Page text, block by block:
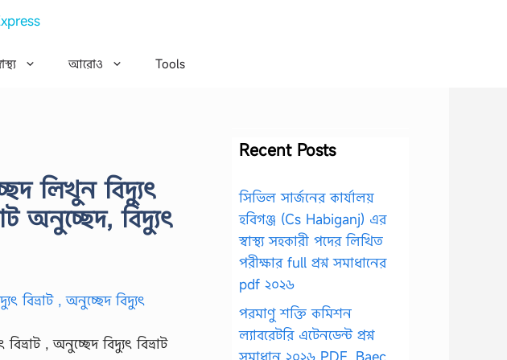
আরোও Tools
লিখুন বিদ্যুৎ
অনুচ্ছেদ, বিদ্যুৎ
, অনুচ্ছেদ বিদ্যুৎ বিভ্রাট
Recent Posts
সিভিল সার্জনের কার্যালয়
হবিগঞ্জ (Cs Habiganj) এর
স্বাস্থ্য সহকারী পদের লিখিত
পরীক্ষার full প্রশ্ন সমাধানের
pdf ২০২৬
পরমাণু শক্তি কমিশন
ল্যাবরেটরি এটেনডেন্ট প্রশ্ন
সমাধান ২০২৬ PDF, Baec